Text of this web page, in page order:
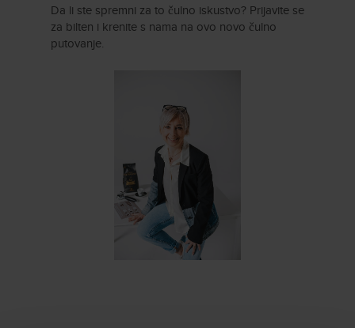
Da li ste spremni za to čulno iskustvo? Prijavite se
za bilten i krenite s nama na ovo novo čulno
putovanje.